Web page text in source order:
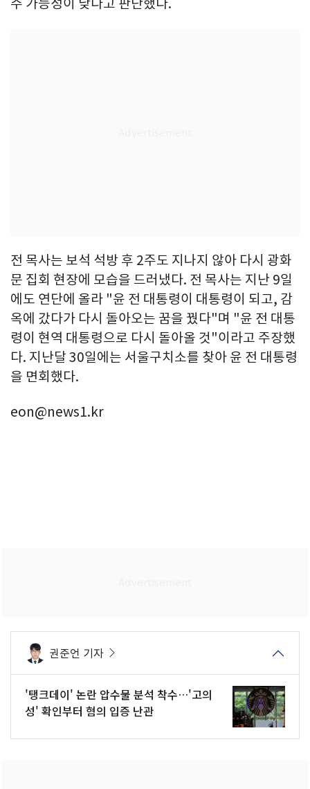
주 가능성이 낮다고 판단했다.
전 목사는 보석 석방 후 2주도 지나지 않아 다시 광화
문 집회 현장에 모습을 드러냈다. 전 목사는 지난 9일
에도 연단에 올라 "윤 전 대통령이 대통령이 되고, 감
옥에 갔다가 다시 돌아오는 꿈을 꿨다"며 "윤 전 대통
령이 현역 대통령으로 다시 돌아올 것"이라고 주장했
다. 지난달 30일에는 서울구치소를 찾아 윤 전 대통령
을 면회했다.
eon@news1.kr
권준언 기자
'탱크데이' 논란 압수물 분석 착수…'고의
성' 확인부터 혐의 입증 난관